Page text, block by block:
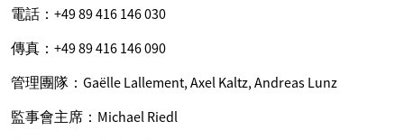
電話：+49 89 416 146 030
傳真：+49 89 416 146 090
管理團隊：Gaëlle Lallement, Axel Kaltz, Andreas Lunz
監事會主席：Michael Riedl